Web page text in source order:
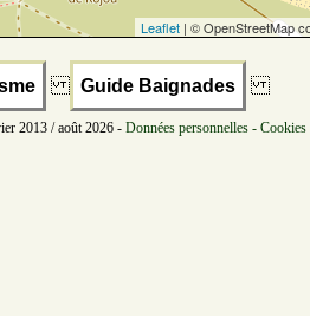
Leaflet | © OpenStreetMap
Guide Baignades
2013 / août 2026 - Données personnelles -